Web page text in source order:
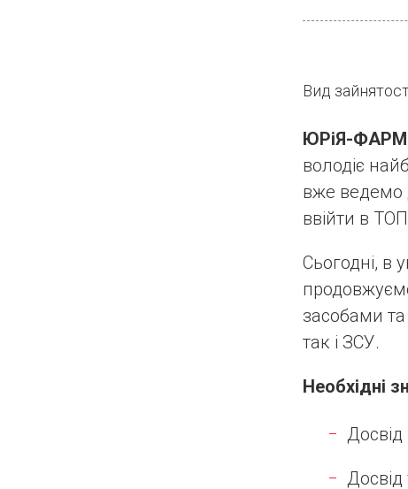
Вид
ЮРіЯ-ФАРМ
володіє
вже ведемо
ввійти в
Сьогодні, в
засобами
так і ЗСУ.
Необхідні